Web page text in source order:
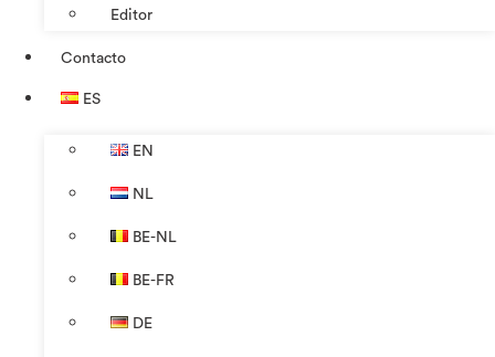
Editor
Contacto
ES
EN
NL
BE-NL
BE-FR
DE